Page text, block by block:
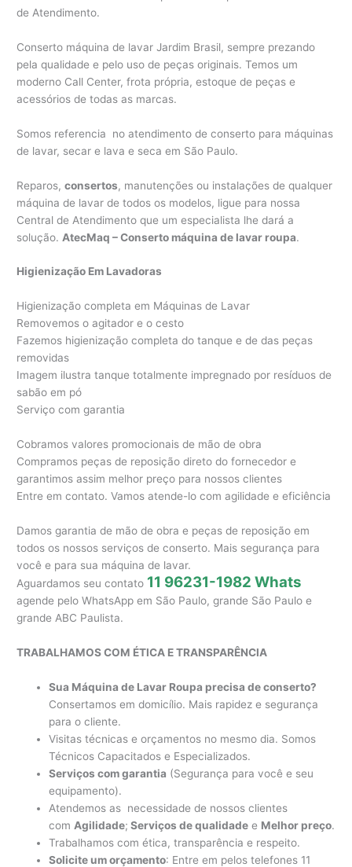
de Atendimento.
Conserto máquina de lavar Jardim Brasil, sempre prezando
pela qualidade e pelo uso de peças originais. Temos um
moderno Call Center, frota própria, estoque de peças e
acessórios de todas as marcas.
Somos referencia no atendimento de conserto para máquinas
de lavar, secar e lava e seca em São Paulo.
Reparos,consertos, manutenções ou instalações de qualquer
máquina de lavar de todos os modelos, ligue para nossa
Central de Atendimento que um especialista lhe dará a
solução. AtecMaq – Conserto máquina de lavar roupa.
Higienização Em Lavadoras
Higienização completa em Máquinas de Lavar
Removemos o agitador e o cesto
Fazemos higienização completa do tanque e de das peças
removidas
Imagem ilustra tanque totalmente impregnado por resíduos de
sabão em pó
Serviço com garantia
Cobramos valores promocionais de mão de obra
Compramos peças de reposição direto do fornecedor e
garantimos assim melhor preço para nossos clientes
Entre em contato. Vamos atende-lo com agilidade e eficiência
Damos garantia de mão de obra e peças de reposição em
todos os nossos serviços de conserto. Mais segurança para
você e para sua máquina de lavar.
Aguardamos seu contato 11 96231-1982 Whats
agende pelo WhatsApp em São Paulo, grande São Paulo e
grande ABC Paulista.
TRABALHAMOS COM ÉTICA E TRANSPARÊNCIA
Sua Máquina de Lavar Roupa precisa de conserto?
Consertamos em domicílio. Mais rapidez e segurança
para o cliente.
Visitas técnicas e orçamentos no mesmo dia. Somos
Técnicos Capacitados e Especializados.
Serviços com garantia (Segurança para você e seu
equipamento).
Atendemos as necessidade de nossos clientes
com Agilidade; Serviços de qualidade e Melhor preço.
Trabalhamos com ética, transparência e respeito.
Solicite um orçamento: Entre em pelos telefones 11